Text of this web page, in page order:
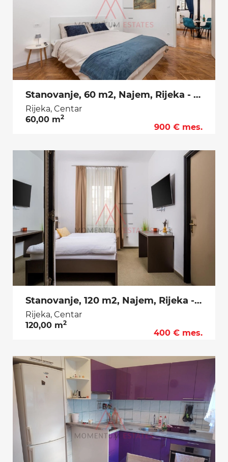
Stanovanje, 60 m2, Najem, Rijeka - Centar
Rijeka, Centar
60,00 m2
900 € mes.
Stanovanje, 120 m2, Najem, Rijeka - Centar
Rijeka, Centar
120,00 m2
400 € mes.